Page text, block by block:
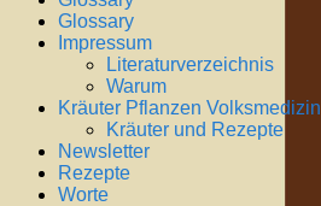
Glossary
Impressum
Literaturverzeichnis
Warum
Kräuter Pflanzen Volksmedizin
Kräuter und Rezepte
Newsletter
Rezepte
Worte